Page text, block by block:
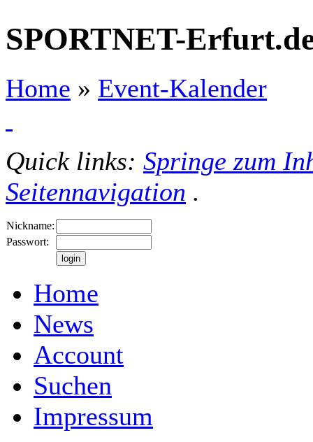
SPORTNET-
Home » Event-Kalender
Quick links: Springe zum
Seitennavigation .
Nickname:
Passwort:
Home
News
Account
Suchen
Impressum